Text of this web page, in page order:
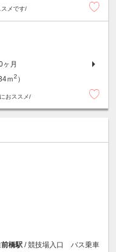
メです/
ヶ月
ｍ2 ）
おススメ/
前橋駅 / 競技場入口 バス乗車